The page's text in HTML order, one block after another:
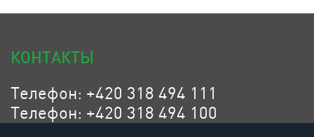
КОНТАКТЫ
Телефон: +420 318 494 111
Телефон: +420 318 494 100